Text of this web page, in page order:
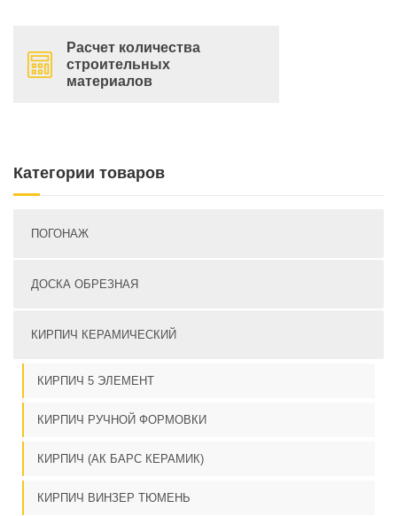
Расчет количества
строительных
материалов
Категории товаров
ПОГОНАЖ
ДОСКА ОБРЕЗНАЯ
КИРПИЧ КЕРАМИЧЕСКИЙ
КИРПИЧ 5 ЭЛЕМЕНТ
КИРПИЧ РУЧНОЙ ФОРМОВКИ
КИРПИЧ (АК БАРС КЕРАМИК)
КИРПИЧ ВИНЗЕР ТЮМЕНЬ